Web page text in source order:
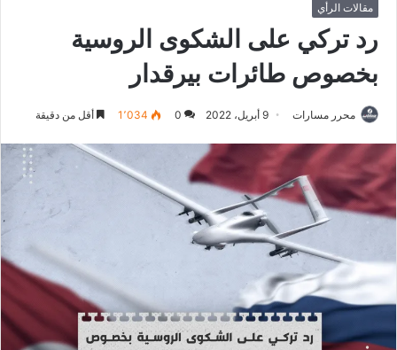
مقالات الرأي
رد تركي على الشكوى الروسية
بخصوص طائرات بيرقدار
محرر مسارات 9 أبريل، 2022 0 1٬034 أقل من دقيقة